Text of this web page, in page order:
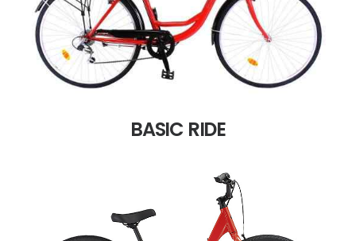
BASIC RIDE